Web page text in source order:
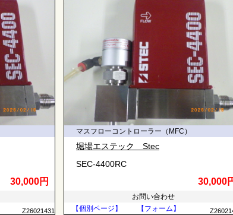
30,000円
Z26021431
マスフローコントローラー（MFC）
堀場エステック Stec
SEC-4400RC
30,000
お問い合わせ
【個別ページ】
【フォーム】